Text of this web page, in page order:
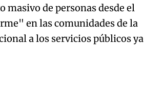
masivo de personas desde el
en las comunidades de la
a los servicios públicos ya